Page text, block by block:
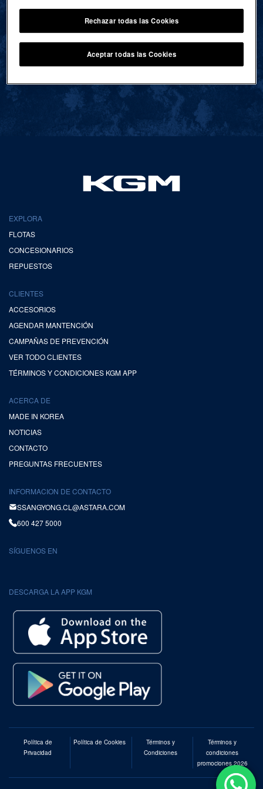
VOLVER AL INICIO
EXPLORA
FLOTAS
CONCESIONARIOS
REPUESTOS
CLIENTES
ACCESORIOS
AGENDAR MANTENCIÓN
CAMPAÑAS DE PREVENCIÓN
VER TODO CLIENTES
TÉRMINOS Y CONDICIONES KGM APP
ACERCA DE
MADE IN KOREA
NOTICIAS
CONTACTO
PREGUNTAS FRECUENTES
INFORMACION DE CONTACTO
SSANGYONG.CL@ASTARA.COM
600 427 5000
SÍGUENOS EN
DESCARGA LA APP KGM
Política de
Privacidad
Política de Cookies
Términos y
Condiciones
Términos y
condiciones
promociones 2026
Rechazar todas las Cookies
Aceptar todas las Cookies